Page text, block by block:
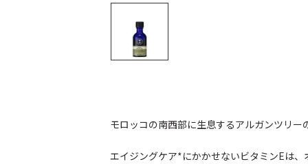
モロッコの南西部に生息するアルガンツリ
エイジングケア*にかかせないビタミンEは